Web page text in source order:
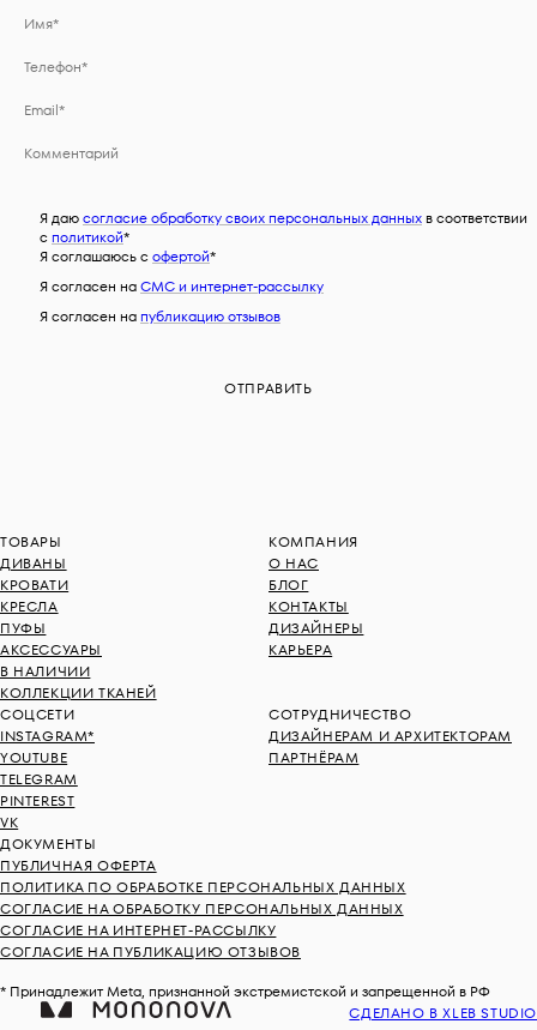
Я даюсогласие обработку своих персональных данныхв соответствии
сполитикой*
Я соглашаюсь cофертой*
Я согласен наСМС и интернет-рассылку
Я согласен напубликацию отзывов
ТОВАРЫ
ДИВАНЫ
КРОВАТИ
КРЕСЛА
ПУФЫ
АКСЕССУАРЫ
В НАЛИЧИИ
КОЛЛЕКЦИИ ТКАНЕЙ
КОМПАНИЯ
О НАС
БЛОГ
КОНТАКТЫ
ДИЗАЙНЕРЫ
КАРЬЕРА
СОЦСЕТИ
INSTAGRAM*
YOUTUBE
TELEGRAM
PINTEREST
VK
СОТРУДНИЧЕСТВО
ДИЗАЙНЕРАМ И АРХИТЕКТОРАМ
ПАРТНЁРАМ
ДОКУМЕНТЫ
ПУБЛИЧНАЯ ОФЕРТА
ПОЛИТИКА ПО ОБРАБОТКЕ ПЕРСОНАЛЬНЫХ ДАННЫХ
СОГЛАСИЕ НА ОБРАБОТКУ ПЕРСОНАЛЬНЫХ ДАННЫХ
СОГЛАСИЕ НА ИНТЕРНЕТ-РАССЫЛКУ
СОГЛАСИЕ НА ПУБЛИКАЦИЮ ОТЗЫВОВ
* Принадлежит Meta, признанной экстремистской и запрещенной в РФ
СДЕЛАНО В XLEB STUDIO